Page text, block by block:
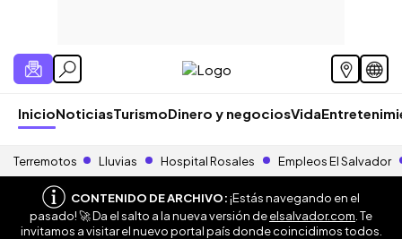
InicioNoticiasTurismoDinero y negociosVida
Terremotos Lluvias Hospital Rosales Empleos El Salvador
CONTENIDO DE ARCHIVO:¡Estás navegando en el
pasado! 🚀 Da el salto a la nueva versión deelsalvador.com . Te
invitamos a visitar el nuevo portal país donde coincidimos todos.